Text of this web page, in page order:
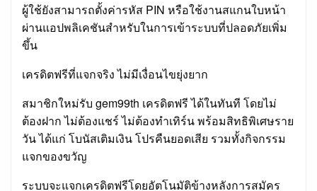
ผู้ใช้ยังสามารถตั้งค่ารหัส PIN หรือใช้งานสแกนใบหน้า
ผ่านแอปพลิเคชันสำหรับในการเข้าระบบที่ปลอดภัยเพิ่ม
ขึ้น
เครดิตฟรีที่แจกจริง ไม่มีเงื่อนไขยุ่งยาก
สมาชิกใหม่รับ gem99th เครดิตฟรี ได้ในทันที โดยไม่
ต้องฝาก ไม่ต้องแชร์ ไม่ต้องทำเทิร์น พร้อมสิทธิพิเศษราย
วัน ได้แก่ โบนัสเติมเงิน โปรคืนยอดเสีย รวมทั้งกิจกรรม
แจกของขวัญ
ระบบจะแจกเครดิตฟรีโดยอัตโนมัติข้างหลังการสมัคร